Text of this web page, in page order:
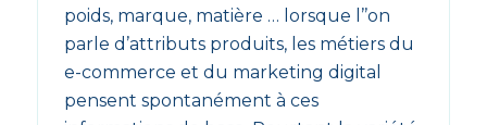
poids, marque, matière … lorsque l’’on
parle d’attributs produits, les métiers du
e-commerce et du marketing digital
pensent spontanément à ces